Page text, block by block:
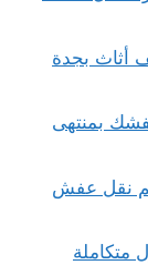
تغليف أثاث بجدة
بـ35% نقل عفشك بمنتهى
الشمالية بـ35%خصم نقل عفش
حلول متكاملة